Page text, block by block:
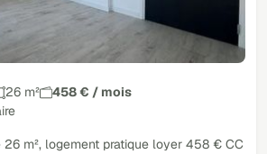
26 m²
458 € / mois
26 m², logement pratique loyer 458 € CC